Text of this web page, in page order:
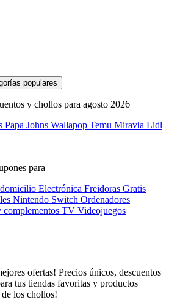
populares
y chollos para agosto 2026
Papa Johns Wallapop Temu Miravia Lidl
para
Electrónica Freidoras Gratis
Nintendo Switch Ordenadores
complementos TV Videojuegos
ofertas! Precios únicos, descuentos
tus tiendas favoritas y productos
de los chollos!